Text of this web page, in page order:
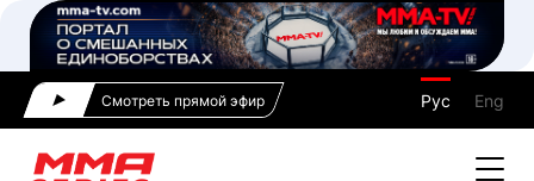
Смотреть прямой эфир Рус Eng